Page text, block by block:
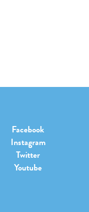
Facebook
Instagram
Twitter
Youtube